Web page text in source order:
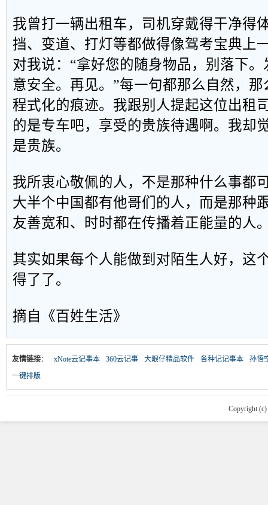
我曾打一辆出租车，司机穿戴得干净得
挡、变道、打灯等都做得像驾考宝典上
对我说：“拿好您的随身物品，别落下
意安全。再见。”每一句都那么自然，
程式化的痕迹。我跟别人提起这位出租
的是专车吧，享受的贵族待遇啊。我却
是贵族。
我所衷心敬佩的人，不是那种什么事都
大半个中国都有他哥们的人，而是那种
友善宽和、时时都在传播着正能量的人
其实如果每个人能做到对陌生人好，这
得了了。
摘自《百姓生活》
友情链接： xNote云记事本 360云记事 大眼仔精品软件 各种记记事本
孙悟
一键排版
Copyright